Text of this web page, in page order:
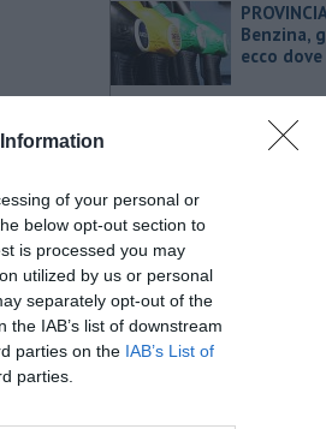
of your personal or
below opt-out section to
is processed you may
utilized by us or personal
separately opt-out of the
IAB’s list of downstream
parties on the IAB’s List of
parties.
Benzina,
ecco
Benzina,
ecco
Benzina,
ecco